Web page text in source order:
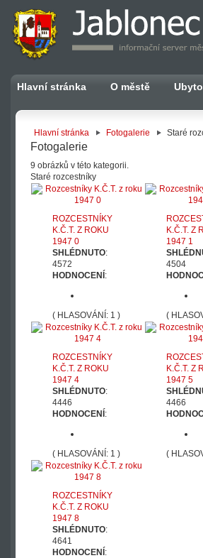
Hlavní stránka O městě
Hlavní stránka Fotogalerie Staré
Fotogalerie
9 obrázků v této kategorii.
Staré rozcestníky
ROZCESTNÍKY
K.Č.T. Z ROKU
1947 0
SHLÉDNUTO:
4572
HODNOCENÍ :
( HLASOVÁNÍ: 1 )
K.Č.T. Z
1947 1
4504
(
ROZCESTNÍKY
K.Č.T. Z ROKU
1947 4
SHLÉDNUTO:
4446
HODNOCENÍ :
( HLASOVÁNÍ: 1 )
K.Č.T. Z
1947 5
4466
(
ROZCESTNÍKY
K.Č.T. Z ROKU
1947 8
SHLÉDNUTO:
4641
HODNOCENÍ :